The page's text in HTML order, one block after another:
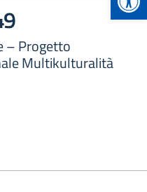
– Progetto
Multikulturalità